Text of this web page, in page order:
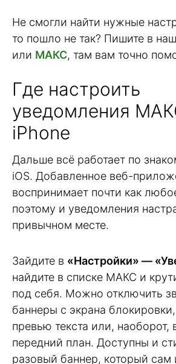
Не смогли найти нужные
то пошло не так? Пишите в
или МАКС, там вам точно
Где настроить
уведомления
iPhone
Дальше всё работает по
iOS. Добавленное веб-
воспринимает почти как
поэтому и уведомления
привычном месте.
Зайдите в «Настройки» —
найдите в списке МАКС и
под себя. Можно отключить
баннеры с экрана блокировки,
превью текста или, наоборот,
передний план. Доступны и
разовый баннер, который сам